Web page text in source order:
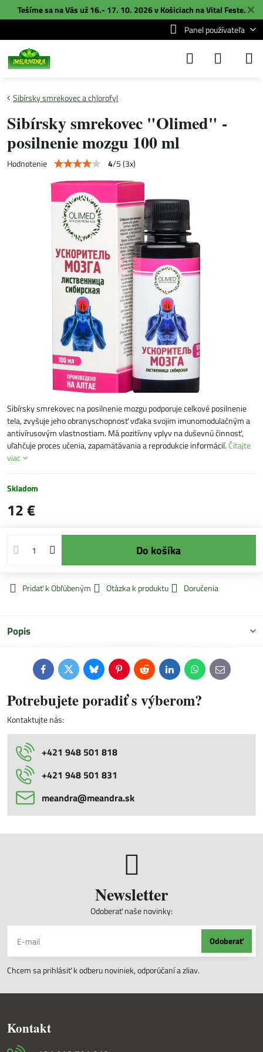
✕
Tešíme sa na Vás už 16.- 17. 10. 2026 v Košiciach naVital Feste.
Panel používateľa
Sibírsky smrekovec a chlorofyl
Sibírsky smrekovec "Olimed" -
posilnenie mozgu 100 ml
Hodnotenie 4/5(3x)
Sibírsky smrekovec na posilnenie mozgu podporuje celkové posilnenie
tela, zvyšuje jeho obranyschopnosť vďaka svojim imunomodulačným a
antivírusovým vlastnostiam. Má pozitívny vplyv na duševnú činnosť,
uľahčuje proces učenia, zapamätávania a reprodukcie informácií.Čítajte
viac
Skladom
12 €
Do košíka
Pridať k Obľúbeným Otázka k produktu Doručenia
Popis
FacebookTwitterBlueskyPinterestReddit LinkedInWhatsApp
E-
mail
Potrebujete poradiť s výberom?
Kontaktujte nás:
+421 948 501 818
+421 948 501 831
meandra​@meandra​.sk
Newsletter
Odoberať naše novinky:
Odoberať
Chcem sa prihlásiť k odberu noviniek, odporúčaní a zliav.
Kontakt